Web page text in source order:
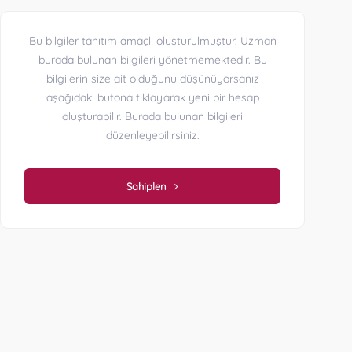
Bu bilgiler tanıtım amaçlı oluşturulmuştur. Uzman
burada bulunan bilgileri yönetmemektedir. Bu
bilgilerin size ait olduğunu düşünüyorsanız
aşağıdaki butona tıklayarak yeni bir hesap
oluşturabilir. Burada bulunan bilgileri
düzenleyebilirsiniz.
Sahiplen